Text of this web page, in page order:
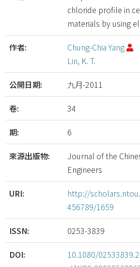
chloride profile in
materials by using
作者:
Chung-Chia Yang
Lin, K. T.
公開日期: 九月-2011
卷: 34
期: 6
來源出版物:
Journal of the
Engineers
URI:
http://
456789/1659
ISSN: 0253-3839
DOI:
10.1080/